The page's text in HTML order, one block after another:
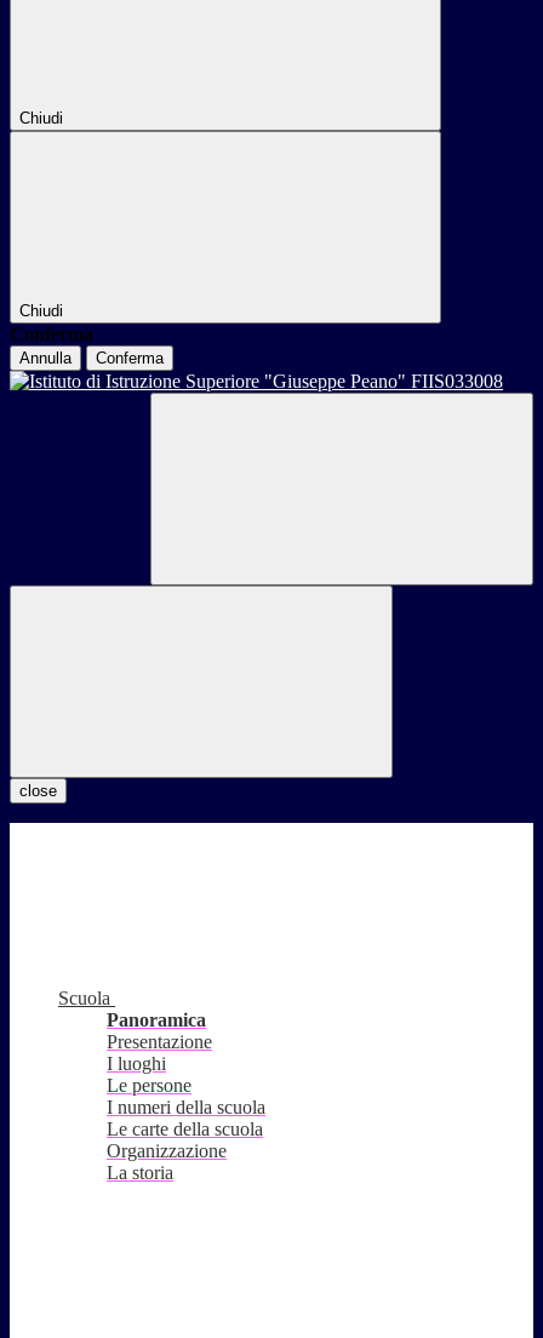
Chiudi
Chiudi
Conferma
Annulla Conferma
close
Scuola
Panoramica
Presentazione
I luoghi
Le persone
I numeri della scuola
Le carte della scuola
Organizzazione
La storia